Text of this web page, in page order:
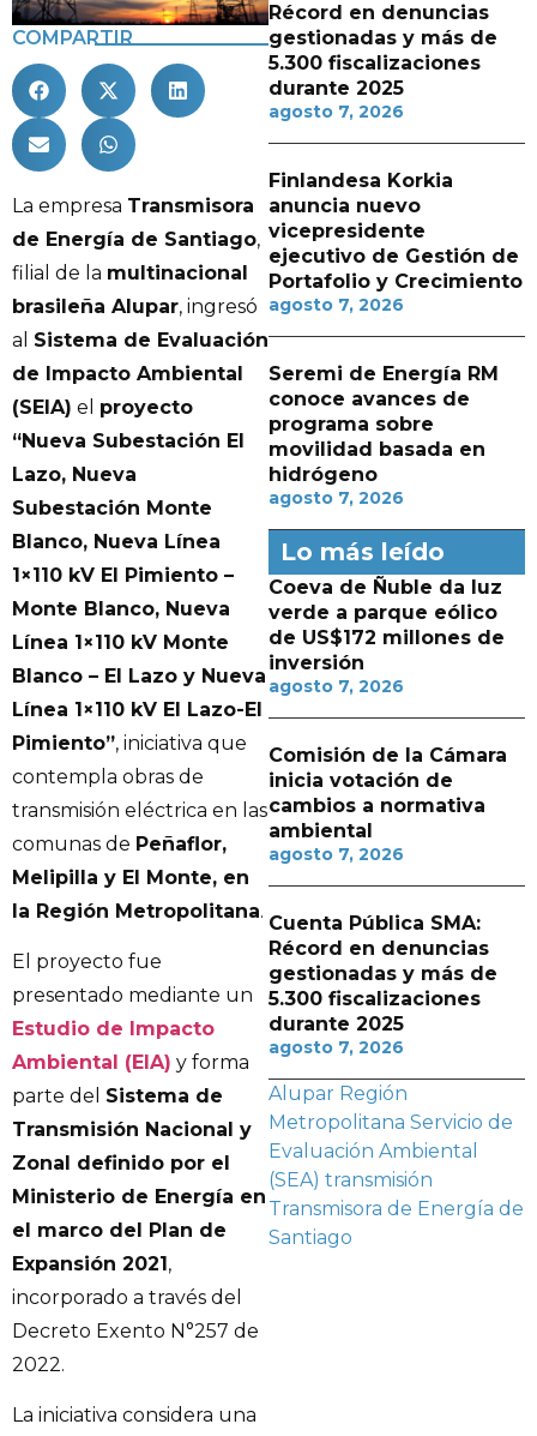
COMPARTIR
La empresa Transmisora
de Energía de Santiago,
filial de la multinacional
brasileña Alupar, ingresó
al Sistema de Evaluación
de Impacto Ambiental
(SEIA) el proyecto
“Nueva Subestación El
Lazo, Nueva
Subestación Monte
Blanco, Nueva Línea
1×110 kV El Pimiento –
Monte Blanco, Nueva
Línea 1×110 kV Monte
Blanco – El Lazo y Nueva
Línea 1×110 kV El Lazo-El
Pimiento”, iniciativa que
contempla obras de
transmisión eléctrica en las
comunas de Peñaflor,
Melipilla y El Monte, en
la Región Metropolitana.
El proyecto fue
presentado mediante un
Estudio de Impacto
Ambiental (EIA) y forma
parte del Sistema de
Transmisión Nacional y
Zonal definido por el
Ministerio de Energía en
el marco del Plan de
Expansión 2021,
incorporado a través del
Decreto Exento N°257 de
2022.
La iniciativa considera una
Récord en denuncias
gestionadas y más de
5.300 fiscalizaciones
durante 2025
agosto 7, 2026
Finlandesa Korkia
anuncia nuevo
vicepresidente
ejecutivo de Gestión de
Portafolio y Crecimiento
agosto 7, 2026
Seremi de Energía RM
conoce avances de
programa sobre
movilidad basada en
hidrógeno
agosto 7, 2026
Lo más leído
Coeva de Ñuble da luz
verde a parque eólico
de US$172 millones de
inversión
agosto 7, 2026
Comisión de la Cámara
inicia votación de
cambios a normativa
ambiental
agosto 7, 2026
Cuenta Pública SMA:
Récord en denuncias
gestionadas y más de
5.300 fiscalizaciones
durante 2025
agosto 7, 2026
Alupar Región
Metropolitana Servicio de
Evaluación Ambiental
(SEA) transmisión
Transmisora de Energía de
Santiago